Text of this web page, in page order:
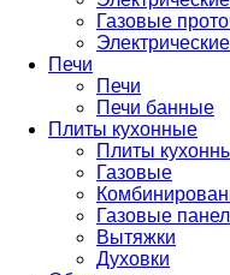
Газовые
Печи
Печи
Печи банные
Плиты кухонные
Плиты
Газовые
Газовые
Вытяжки
Духовки